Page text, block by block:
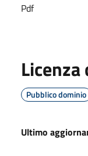
Pdf
Pubblico dominio
Ultimo